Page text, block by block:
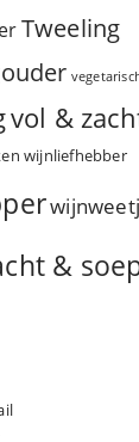
Tweeling
vol &
wijnliefhebber
&